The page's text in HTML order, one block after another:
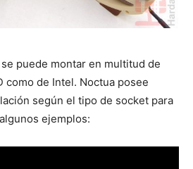
se puede montar en multitud de
como de Intel. Noctua posee
según el tipo de socket para
ejemplos: